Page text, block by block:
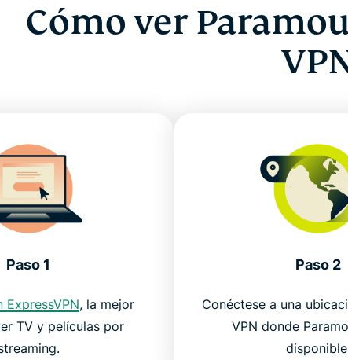
Cómo ver
Paso 1
ExpressVPN, la mejor
TV y películas por
Paso 2
Conéctese a una
VPN donde